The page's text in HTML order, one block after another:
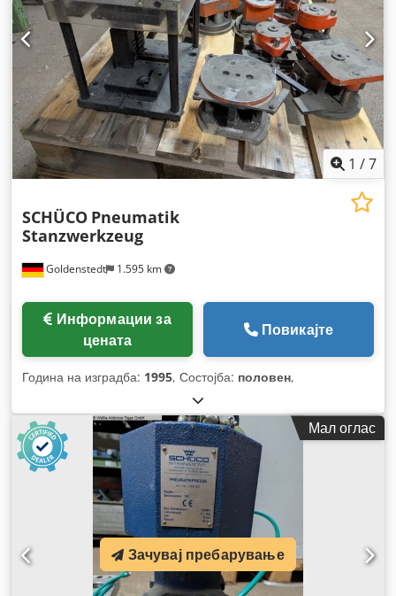
1 /7
Goldenstedt 1.595 km
SCHÜCO Pneumatik
Stanzwerkzeug
цената
Повикајте
Година на изградба: 1995, Состојба: половен,
Мал оглас
Зачувај пребарување